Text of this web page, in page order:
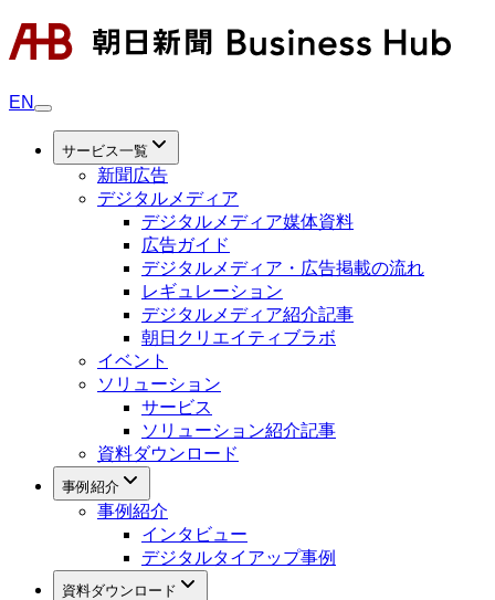
EN
サービス一覧
新聞広告
デジタルメディア
デジタルメディア媒体資料
広告ガイド
デジタルメディア・広告掲載の流れ
レギュレーション
デジタルメディア紹介記事
朝日クリエイティブラボ
イベント
ソリューション
サービス
ソリューション紹介記事
資料ダウンロード
事例紹介
事例紹介
インタビュー
デジタルタイアップ事例
資料ダウンロード